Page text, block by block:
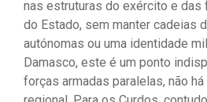
nas estruturas do exército e das
do Estado, sem manter cadeias
autónomas ou uma identidade
Damasco, este é um ponto
forças armadas paralelas, não